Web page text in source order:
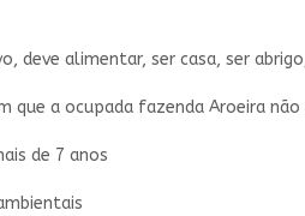
deve alimentar, ser casa, ser
que a ocupada fazenda Aroeira
de 7 anos